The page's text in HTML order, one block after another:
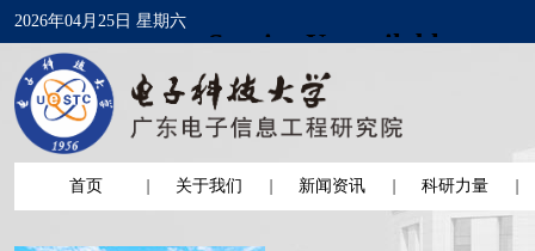
2026年04月25日 星期六
首页 关于我们 新闻资讯 科研力量